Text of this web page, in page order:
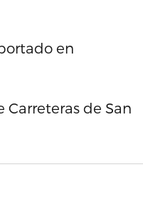
en
Carreteras de San